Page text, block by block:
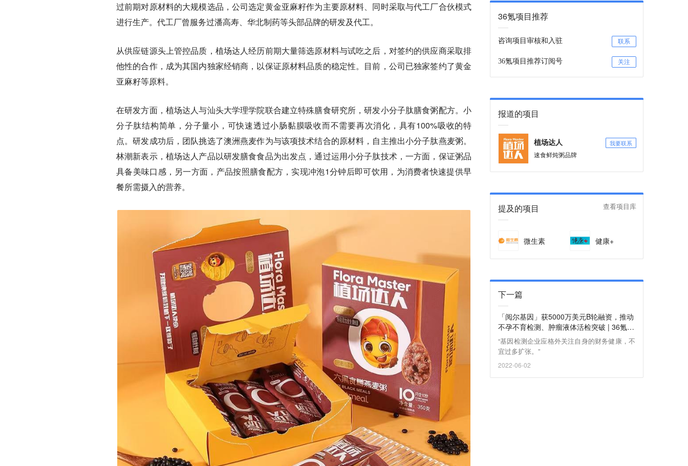
过前期对原材料的大规模选品，公司选定黄金亚麻籽作为主要原材料、同时采取与代工厂合伙模式
进行生产。代工厂曾服务过潘高寿、华北制药等头部品牌的研发及代工。
从供应链源头上管控品质，植场达人经历前期大量筛选原材料与试吃之后，对签约的供应商采取排
他性的合作，成为其国内独家经销商 ，以保证原材料品质的稳定性。目前，公司已独家签约了黄金
亚麻籽等原料。
在研发方面， 植场达人与汕头大学理学院联合建立特殊膳食研究所，研发小分子肽膳食粥配方。小
分子肽结构简单，分子量小，可快速透过小肠黏膜吸收而不需要再次消化，具有100%吸收的特
点。研发成功后，团队挑选了澳洲燕麦作为与该项技术结合的原材料，自主推出小分子肽燕麦粥。
林潮新表示，植场达人产品以研发膳食食品为出发点，通过运用小分子肽技术，一方面，保证粥品
具备美味口感，另一方面，产品按照膳食配方，实现冲泡1分钟后即可饮用，为消费者快速提供早
餐所需摄入的营养。
36氪项目推荐
咨询项目审核和入驻 联系
36氪项目推荐订阅号 关注
报道的项目
植场达人 我要联系
速食鲜炖粥品牌
提及的项目 查看项目库
微生素 健康+
下一篇
「阅尔基因」获5000万美元B轮融资，推动
不孕不育检测、肿瘤液体活检突破 | 36氪首
发
“基因检测企业应格外关注自身的财务健康，不
宜过多扩张。”
2022-06-02